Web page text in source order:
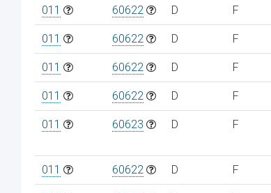
011 60622 D F
011 60622 D F
011 60622 D F
011 60622 D F
011 60623 D F
011 60622 D F